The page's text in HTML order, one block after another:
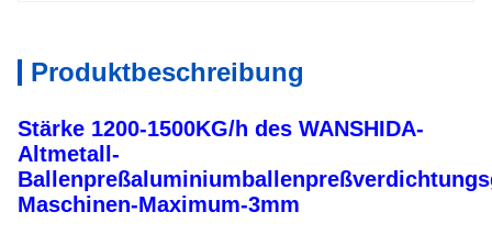
Produktbeschreibung
Stärke 1200-1500KG/h des WANSHIDA-
Altmetall-
Maschinen-Maximum-3mm